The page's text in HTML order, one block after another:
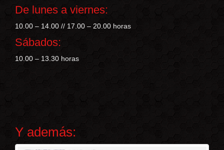
De lunes a viernes:
10.00 – 14.00 // 17.00 – 20.00 horas
Sábados:
10.00 – 13.30 horas
Y además: